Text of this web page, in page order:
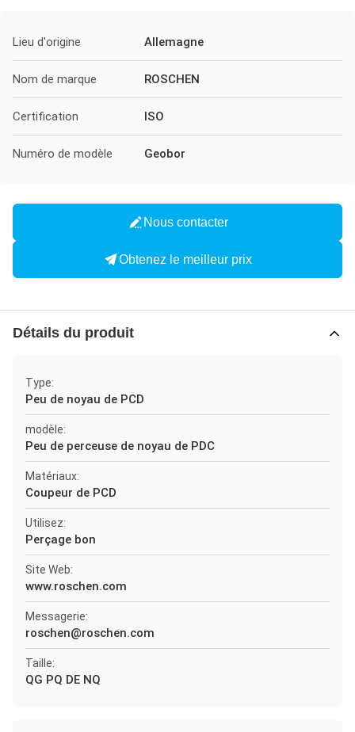
Lieu d'origine Allemagne
Nom de marque ROSCHEN
Certification ISO
Numéro de modèle Geobor
Nous contacter
Obtenez le meilleur prix
Détails du produit
Type:
Peu de noyau de PCD
modèle:
Peu de perceuse de noyau de PDC
Matériaux:
Coupeur de PCD
Utilisez:
Perçage bon
Site Web:
www.roschen.com
Messagerie:
roschen@roschen.com
Taille:
QG PQ DE NQ